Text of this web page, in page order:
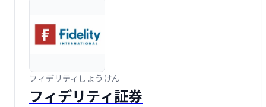
フィデリティしょうけん
フィデリティ証券